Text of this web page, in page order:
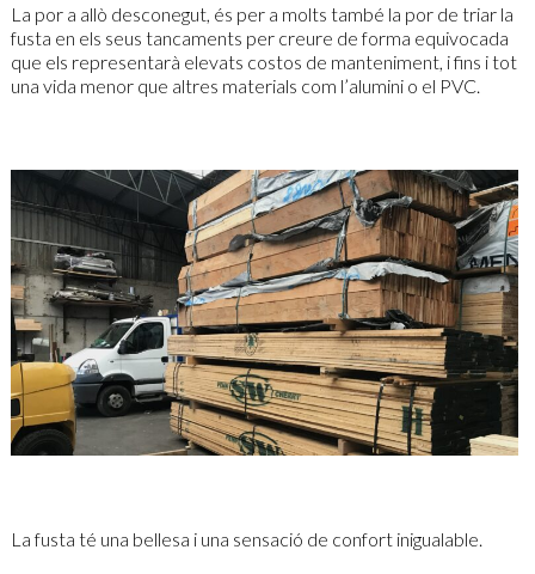
La por a allò desconegut, és per a molts també la por de triar la
fusta en els seus tancaments per creure de forma equivocada
que els representarà elevats costos de manteniment, i fins i tot
una vida menor que altres materials com l’alumini o el PVC.
La fusta té una bellesa i una sensació de confort inigualable.